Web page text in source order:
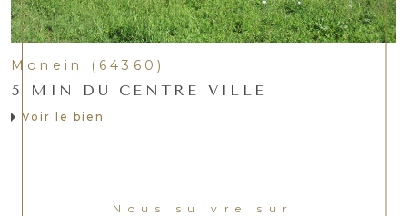
Monein (64360)
5 MIN DU CENTRE VILLE
Voir le bien
Nous suivre sur